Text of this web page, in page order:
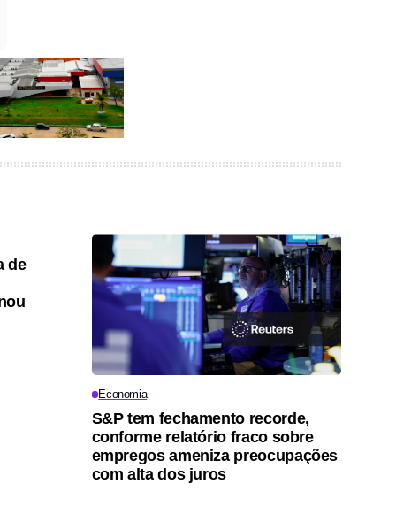
de
Economia
S&P tem fechamento recorde,
conforme relatório fraco sobre
empregos ameniza preocupações
com alta dos juros